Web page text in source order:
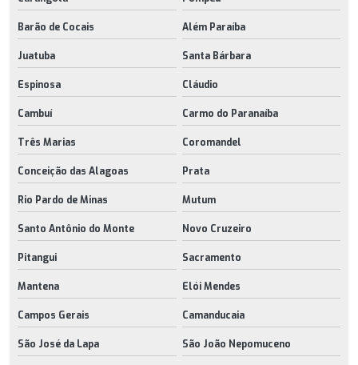
Barão de Cocais Além Paraíba
Juatuba Santa Bárbara
Espinosa Cláudio
Cambuí Carmo do Paranaíba
Três Marias Coromandel
Conceição das Alagoas Prata
Rio Pardo de Minas Mutum
Santo Antônio do Monte Novo Cruzeiro
Pitangui Sacramento
Mantena Elói Mendes
Campos Gerais Camanducaia
São José da Lapa São João Nepomuceno